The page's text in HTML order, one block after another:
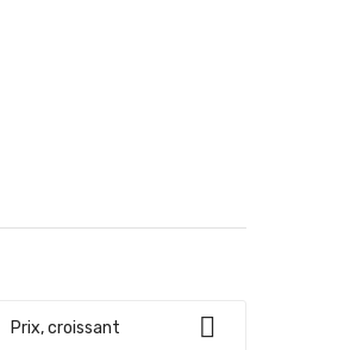
Prix, croissant 